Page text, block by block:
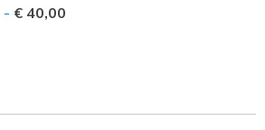
- € 40,00